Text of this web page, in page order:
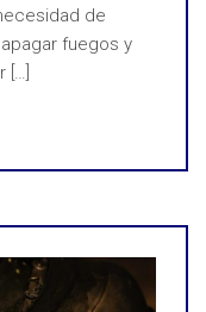
de
fuegos y
[…]